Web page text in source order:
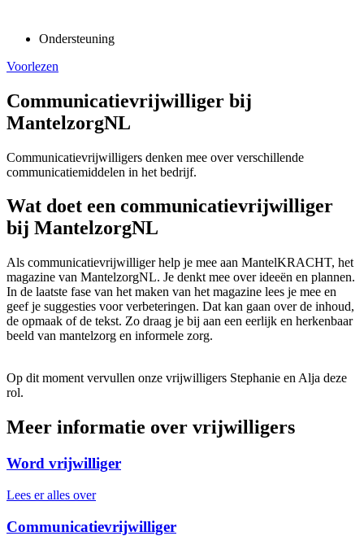
Ondersteuning
Voorlezen
Communicatievrijwilliger bij
MantelzorgNL
Communicatievrijwilligers denken mee over verschillende
communicatiemiddelen in het bedrijf.
Wat doet een communicatievrijwilliger
bij MantelzorgNL
Als communicatievrijwilliger help je mee aan MantelKRACHT, het
magazine van MantelzorgNL. Je denkt mee over ideeën en plannen.
In de laatste fase van het maken van het magazine lees je mee en
geef je suggesties voor verbeteringen. Dat kan gaan over de inhoud,
de opmaak of de tekst. Zo draag je bij aan een eerlijk en herkenbaar
beeld van mantelzorg en informele zorg.
Op dit moment vervullen onze vrijwilligers Stephanie en Alja deze
rol.
Meer informatie over vrijwilligers
Word vrijwilliger
Lees er alles over
Communicatievrijwilliger